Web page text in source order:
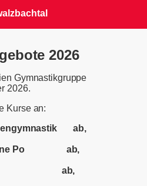
2026
Gymnastikgruppe
2026.
Kurse an:
ab,
Po ab,
ab,